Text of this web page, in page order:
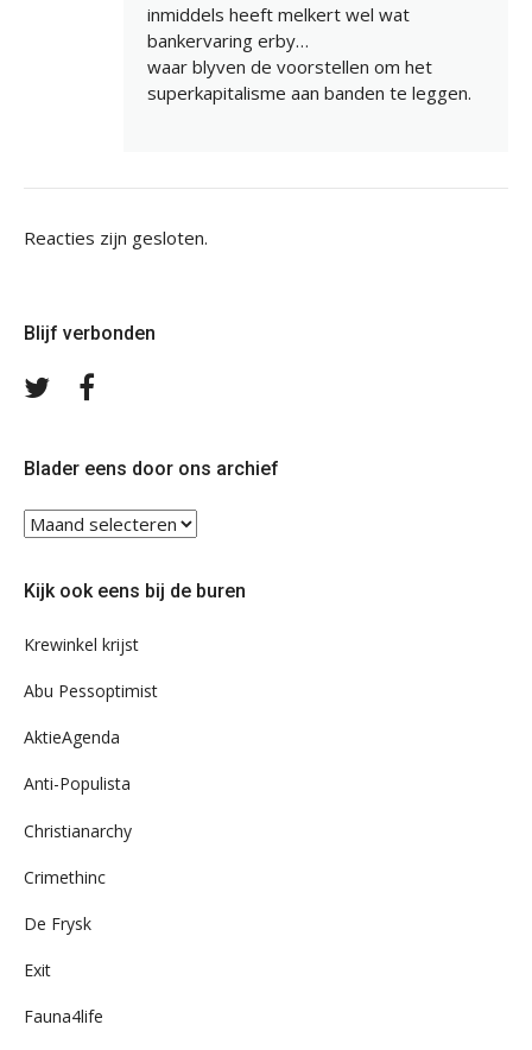
inmiddels heeft melkert wel wat
bankervaring erby…
waar blyven de voorstellen om het
superkapitalisme aan banden te leggen.
Reacties zijn gesloten.
Blijf verbonden
Volg
Blader eens door ons archief
Blader
eens
ons
Kijk ook eens bij de buren
Krewinkel krijst
Abu Pessoptimist
AktieAgenda
Anti-Populista
Christianarchy
Crimethinc
De Frysk
Exit
Fauna4life